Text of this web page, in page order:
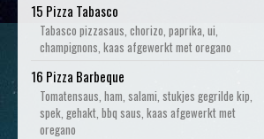
15 Pizza Tabasco
Tabasco pizzasaus, chorizo, paprika, ui,
champignons, kaas afgewerkt met oregano
16 Pizza Barbeque
Tomatensaus, ham, salami, stukjes gegrilde kip,
spek, gehakt, bbq saus, kaas afgewerkt met
oregano